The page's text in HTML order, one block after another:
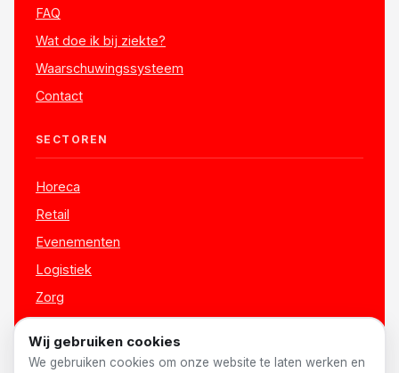
FAQ
Wat doe ik bij ziekte?
Waarschuwingssysteem
Contact
SECTOREN
Horeca
Retail
Evenementen
Logistiek
Zorg
Alle sectoren →
Wij gebruiken cookies
We gebruiken cookies om onze website te laten werken en